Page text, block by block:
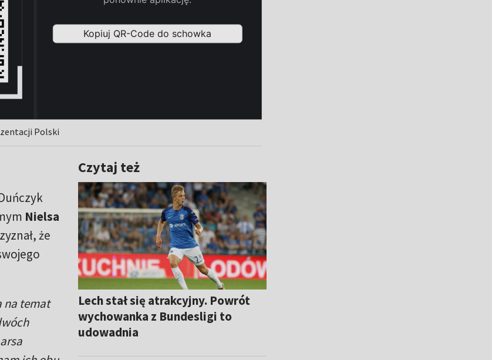
Polski
Czytaj też
Lech stał się atrakcyjny. Powrót
wychowanka z Bundesligi to
udowadnia
Nielsa
że
na temat